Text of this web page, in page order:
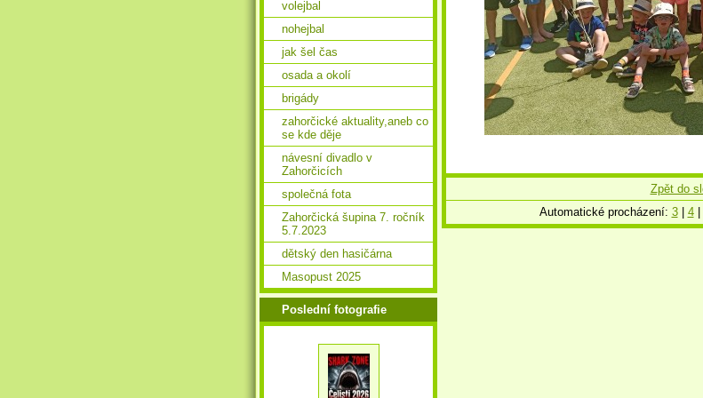
Zpět do
Automatické procházení: 3| 4|
volejbal
nohejbal
jak šel čas
osada a okolí
brigády
zahorčické aktuality,aneb co
se kde děje
návesní divadlo v
Zahorčicích
společná fota
Zahorčická šupina 7. ročník
5.7.2023
dětský den hasičárna
Masopust 2025
Poslední fotografie